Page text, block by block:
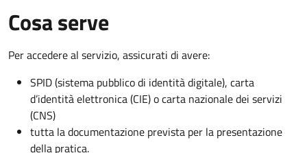
Cosa serve
Per accedere al servizio, assicurati di avere:
SPID (sistema pubblico di identità digitale), carta
d’identità elettronica (CIE) o carta nazionale dei servizi
(CNS)
tutta la documentazione prevista per la presentazione
della pratica.